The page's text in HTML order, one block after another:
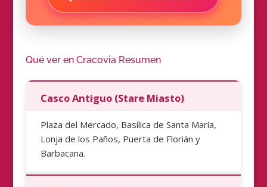
Qué ver en Cracovia Resumen
Casco Antiguo (Stare Miasto)
Plaza del Mercado, Basílica de Santa María,
Lonja de los Paños, Puerta de Florián y
Barbacana.